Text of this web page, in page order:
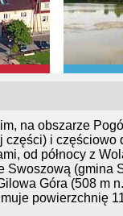
na obszarze
części) i
od północy z
Swoszową
Góra (508 m
powierzchnię